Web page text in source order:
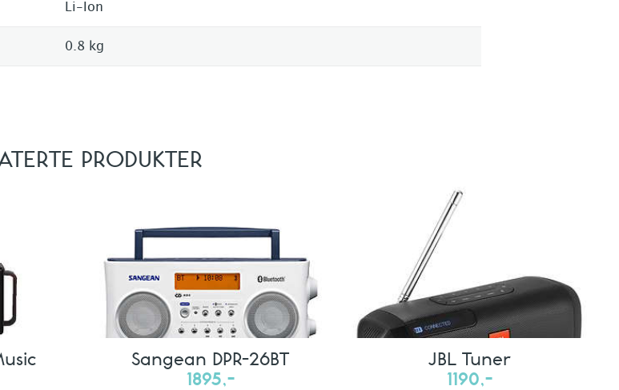
Li-Ion
0.8 kg
PRODUKTER
Sangean DPR-26BT
1895,-
JBL Tuner
1190,-